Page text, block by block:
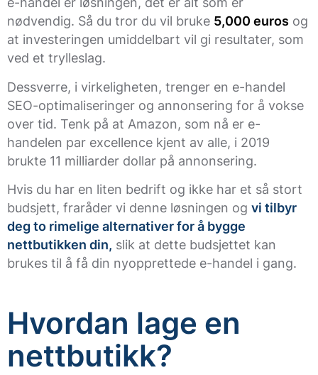
nødvendig. Så du tror du vil bruke 5,000 euros og
at investeringen umiddelbart vil gi resultater, som
ved et trylleslag.
Dessverre, i virkeligheten, trenger en e-handel
SEO-optimaliseringer og annonsering for å vokse
over tid. Tenk på at Amazon, som nå er e-
handelen par excellence kjent av alle, i 2019
brukte 11 milliarder dollar på annonsering.
Hvis du har en liten bedrift og ikke har et så stort
budsjett, fraråder vi denne løsningen og vi tilbyr
deg to rimelige alternativer for å bygge
nettbutikken din, slik at dette budsjettet kan
brukes til å få din nyopprettede e-handel i gang.
Hvordan lage en
nettbutikk?